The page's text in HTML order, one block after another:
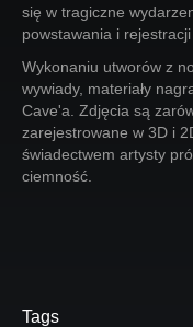
się w tragiczne
powstawania i rejestracji
Wykonaniu utworów z
wywiady, materiały
Cave'a. Zdjęcia są
zarejestrowane w 3D i
świadectwem artysty
ciemność.
Tags